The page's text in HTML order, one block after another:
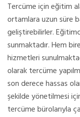
Tercüme için eğitim
ortamlara uzun süre
geliştirebilirler.
sunmaktadır. Hem
hizmetleri
olarak tercüme
son derece hassas
şekilde yönetilmesi
tercüme bürolarıyla